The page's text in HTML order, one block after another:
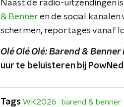
Naast de radio-uitzendingen
& Benner en de social kanalen
schermen, reportages vanaf
Olé Olé Olé: Barend & Benner
uur te beluisteren bij PowNed
Tags WK2026 barend & benner